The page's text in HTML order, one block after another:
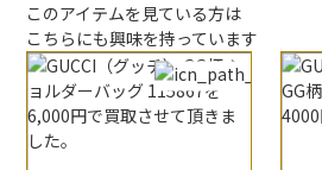
このアイテムを見ている方は
こちらにも興味を持っています